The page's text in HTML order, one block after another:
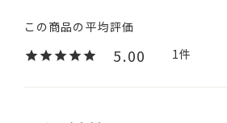
5.00 1